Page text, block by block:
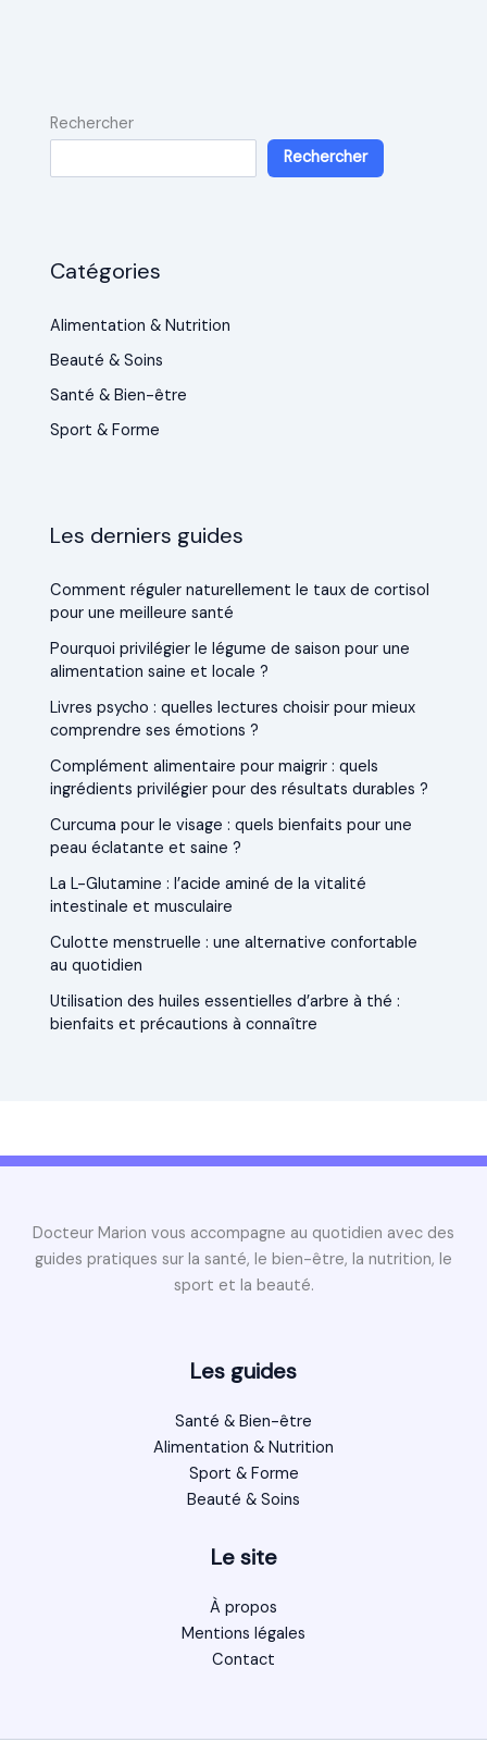
Rechercher
Rechercher
Catégories
Alimentation & Nutrition
Beauté & Soins
Santé & Bien-être
Sport & Forme
Les derniers guides
Comment réguler naturellement le taux de cortisol
pour une meilleure santé
Pourquoi privilégier le légume de saison pour une
alimentation saine et locale ?
Livres psycho : quelles lectures choisir pour mieux
comprendre ses émotions ?
Complément alimentaire pour maigrir : quels
ingrédients privilégier pour des résultats durables ?
Curcuma pour le visage : quels bienfaits pour une
peau éclatante et saine ?
La L-Glutamine : l’acide aminé de la vitalité
intestinale et musculaire
Culotte menstruelle : une alternative confortable
au quotidien
Utilisation des huiles essentielles d’arbre à thé :
bienfaits et précautions à connaître
Docteur Marion vous accompagne au quotidien avec des
guides pratiques sur la santé, le bien-être, la nutrition, le
sport et la beauté.
Les guides
Santé & Bien-être
Alimentation & Nutrition
Sport & Forme
Beauté & Soins
Le site
À propos
Mentions légales
Contact